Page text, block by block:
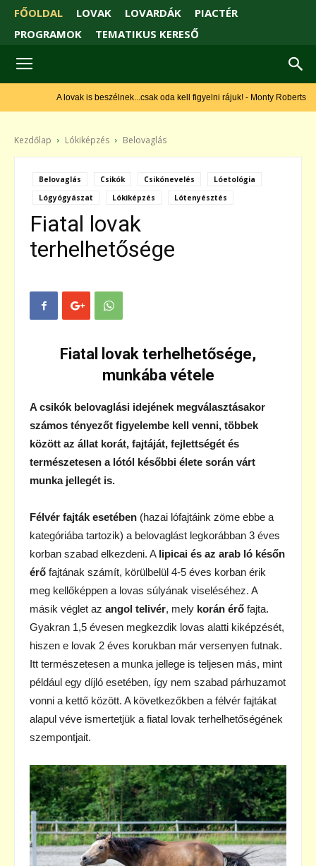
FŐOLDAL LOVAK LOVARDÁK
PIACTÉR
PROGRAMOK
TEMATIKUS KERESŐ
A lovak is beszélnek...csak oda kell figyelni rájuk! - Monty Roberts
Kezdőlap Lókiképzés Belovaglás
Belovaglás Csikók Csikónevelés
Lóetológia
Lógyógyászat
Lókiképzés Lótenyésztés
Fiatal lovak
terhelhetősége
Fiatal lovak terhelhetősége,
munkába vétele
A csikók belovaglási idejének megválasztásakor
számos tényezőt figyelembe kell venni, többek
között az állat korát, fajtáját, fejlettségét és
természetesen a lótól későbbi élete során várt
munka jellegét is.
Félvér fajták esetében (hazai lófajtáink zöme ebbe a
kategóriába tartozik) a belovaglást legkorábban 3 éves
korban szabad elkezdeni. A lipicai és az arab ló későn
érő fajtának számít, körülbelül 4-5 éves korban érik
meg kellőképpen a lovas súlyának viseléséhez. A
másik véglet az angol telivér, mely korán érő fajta.
Gyakran 1,5 évesen megkezdik lovas alatti kiképzését,
hiszen e lovak 2 éves korukban már versenyen futnak.
Itt természetesen a munka jellege is teljesen más, mint
például egy díjló esetében, így nem szabad párhuzamot
vonni a kettő között. A következőkben a félvér fajtákat
alapul véve ismertetjük a fiatal lovak terhelhetőségének
szempontjait.